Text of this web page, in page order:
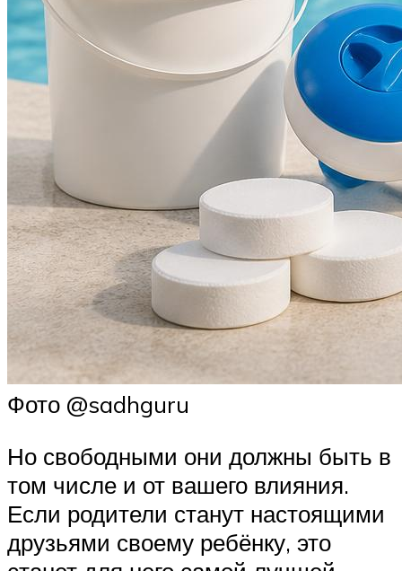
Фото @sadhguru
Но свободными они должны быть в
том числе и от вашего влияния.
Если родители станут настоящими
друзьями своему ребёнку, это